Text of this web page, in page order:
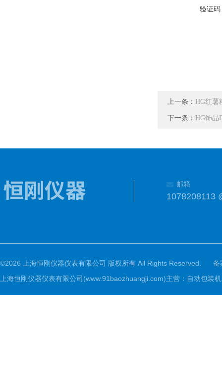
验证码
上一条： HG红薯
下一条： HG饰品
邮箱
1078208113
©2026 上海恒刚仪器仪表有限公司 版权所有 All Rights Reserved.
备
上海恒刚仪器仪表有限公司(www.91baozhuangji.com)主营：自动包